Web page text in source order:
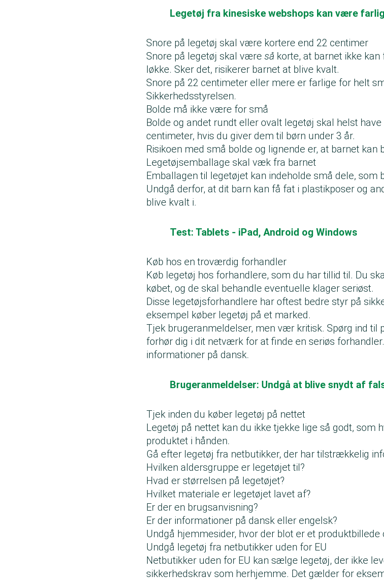
Legetøj fra kinesiske webshops kan være
Snore på legetøj skal være kortere end 22 centimer
Snore på legetøj skal være så korte, at barnet ikke
løkke. Sker det, risikerer barnet at blive kvalt.
Snore på 22 centimeter eller mere er farlige for helt
Sikkerhedsstyrelsen.
Bolde må ikke være for små
Bolde og andet rundt eller ovalt legetøj skal helst
centimeter, hvis du giver dem til børn under 3 år.
Risikoen med små bolde og lignende er, at barnet kan
Legetøjsemballage skal væk fra barnet
Emballagen til legetøjet kan indeholde små dele, som
Undgå derfor, at dit barn kan få fat i plastikposer og
blive kvalt i.
Test: Tablets - iPad, Android og Windows
Køb hos en troværdig forhandler
Køb legetøj hos forhandlere, som du har tillid til. Du
købet, og de skal behandle eventuelle klager seriøst.
Disse legetøjsforhandlere har oftest bedre styr på
eksempel køber legetøj på et marked.
Tjek brugeranmeldelser, men vær kritisk. Spørg ind til
forhør dig i dit netværk for at finde en seriøs
informationer på dansk.
Brugeranmeldelser: Undgå at blive snydt af
Tjek inden du køber legetøj på nettet
Legetøj på nettet kan du ikke tjekke lige så godt, som
produktet i hånden.
Gå efter legetøj fra netbutikker, der har tilstrækkelig
Hvilken aldersgruppe er legetøjet til?
Hvad er størrelsen på legetøjet?
Hvilket materiale er legetøjet lavet af?
Er der en brugsanvisning?
Er der informationer på dansk eller engelsk?
Undgå hjemmesider, hvor der blot er et produktbillede
Undgå legetøj fra netbutikker uden for EU
Netbutikker uden for EU kan sælge legetøj, der ikke
sikkerhedskrav som herhjemme. Det gælder for